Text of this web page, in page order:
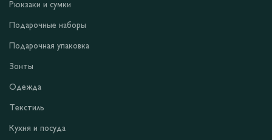
Рюкзаки и сумки
Подарочные наборы
Подарочная упаковка
Зонты
Одежда
Текстиль
Кухня и посуда